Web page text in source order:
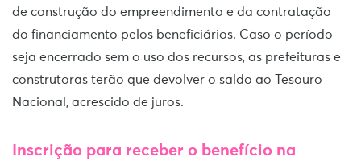
de construção do empreendimento e da contratação
do financiamento pelos beneficiários. Caso o período
seja encerrado sem o uso dos recursos, as prefeituras e
construtoras terão que devolver o saldo ao Tesouro
Nacional, acrescido de juros.
Inscrição para receber o benefício na